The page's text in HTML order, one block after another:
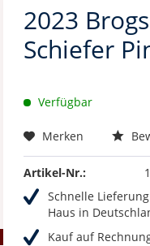
2023
Schiefer
Verfügbar
Merken
Artikel-Nr.:
Schnelle
Haus in
Kauf auf